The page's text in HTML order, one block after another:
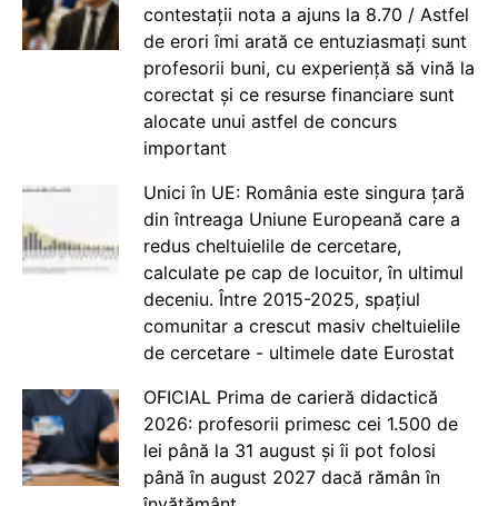
contestații nota a ajuns la 8.70 / Astfel
de erori îmi arată ce entuziasmați sunt
profesorii buni, cu experiență să vină la
corectat și ce resurse financiare sunt
alocate unui astfel de concurs
important
Unici în UE: România este singura țară
din întreaga Uniune Europeană care a
redus cheltuielile de cercetare,
calculate pe cap de locuitor, în ultimul
deceniu. Între 2015-2025, spațiul
comunitar a crescut masiv cheltuielile
de cercetare - ultimele date Eurostat
OFICIAL Prima de carieră didactică
2026: profesorii primesc cei 1.500 de
lei până la 31 august și îi pot folosi
până în august 2027 dacă rămân în